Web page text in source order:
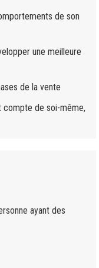
de son
une meilleure
de la vente
compte de soi-même,
ayant des